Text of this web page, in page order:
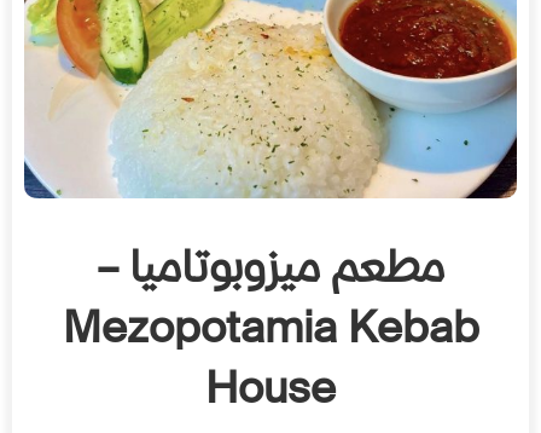
مطعم ميزوبوتاميا –
Mezopotamia Kebab
House